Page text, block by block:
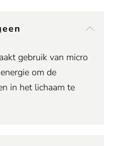
gebruik van micro
om de
in het lichaam te